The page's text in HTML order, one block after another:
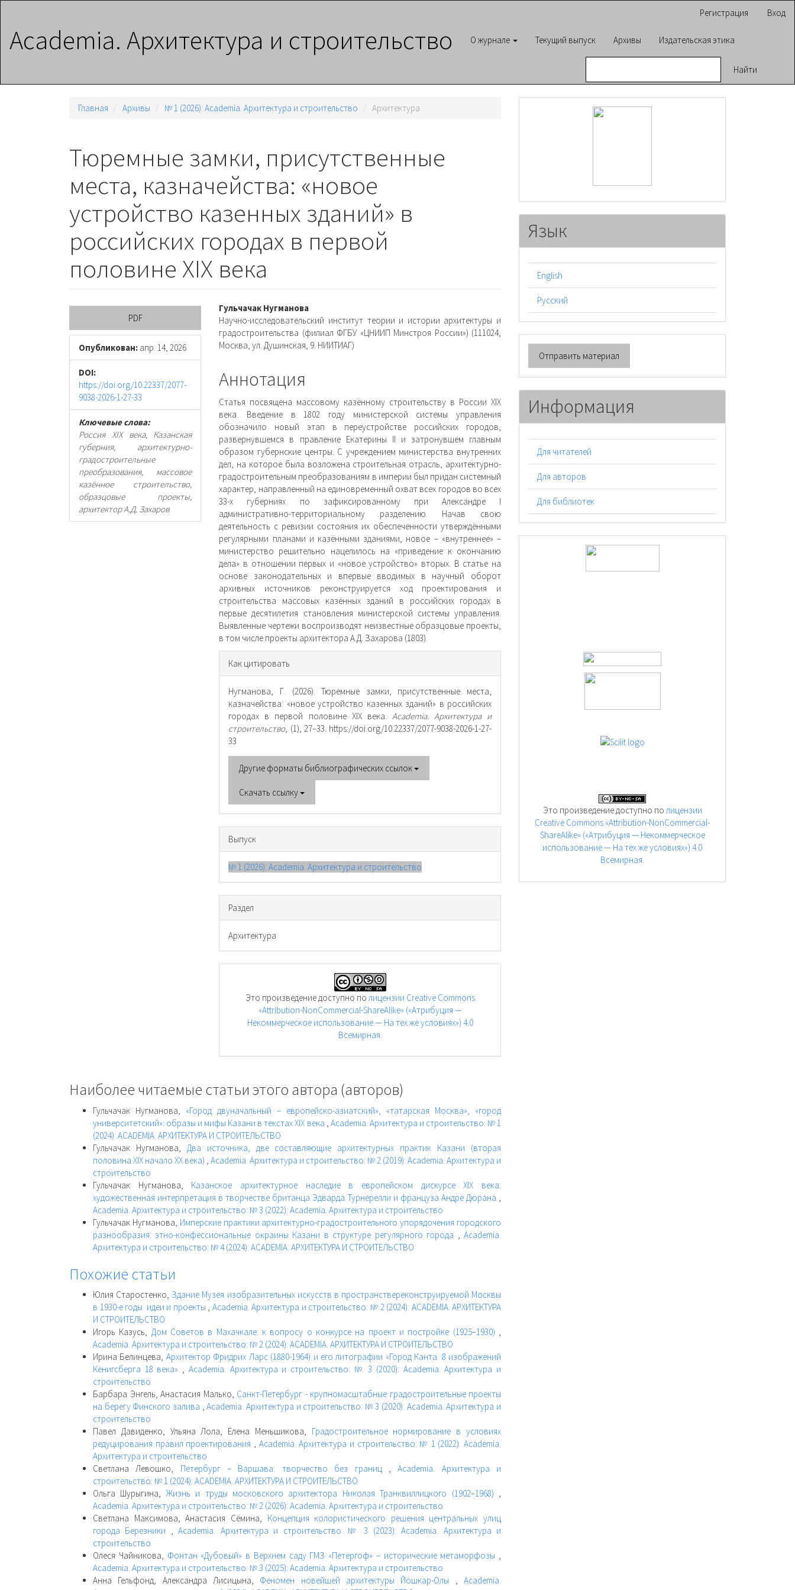
Основное
Регистрация Вход
Academia. Архитектура и строительство О журнале Текущий выпуск Архивы Издательская этика
Найти
Главная Архивы № 1 (2026): Academia. Архитектура и строительство Архитектура
Тюремные замки, присутственные
места, казначейства: «новое
устройство казенных зданий» в
российских городах в первой
половине XIX века
Боковая
панель
статьи
PDF
Опубликован: апр. 14, 2026
DOI:
https://doi.org/10.22337/2077-
9038-2026-1-27-33
Ключевые слова:
Россия XIX века, Казанская
губерния, архитектурно-
градостроительные
преобразования, массовое
казённое строительство,
образцовые проекты,
архитектор А.Д. Захаров
Основное
содержимое
статьи
Гульчачак Нугманова
Научно-исследовательский институт теории и истории архитектуры и
градостроительства (филиал ФГБУ «ЦНИИП Минстроя России») (111024,
Москва, ул. Душинская, 9. НИИТИАГ)
Аннотация
Статья посвящена массовому казённому строительству в России XIX
века. Введение в 1802 году министерской системы управления
обозначило новый этап в переустройстве российских городов,
развернувшемся в правление Екатерины II и затронувшем главным
образом губернские центры. С учреждением министерства внутренних
дел, на которое была возложена строительная отрасль, архитектурно-
градостроительным преобразованиям в империи был придан системный
характер, направленный на единовременный охват всех городов во всех
33-х губерниях по зафиксированному при Александре I
административно-территориальному разделению. Начав свою
деятельность с ревизии состояния их обеспеченности утверждёнными
регулярными планами и казёнными зданиями, новое – «внутреннее» –
министерство решительно нацелилось на «приведение к окончанию
дела» в отношении первых и «новое устройство» вторых. В статье на
основе законодательных и впервые вводимых в научный оборот
архивных источников реконструируется ход проектирования и
строительства массовых казённых зданий в российских городах в
первые десятилетия становления министерской системы управления.
Выявленные чертежи воспроизводят неизвестные образцовые проекты,
в том числе проекты архитектора А.Д. Захарова (1803).
Информация
о статье
Как цитировать
Нугманова, Г. (2026). Тюремные замки, присутственные места,
казначейства: «новое устройство казенных зданий» в российских
городах в первой половине XIX века. Academia. Архитектура и
строительство, (1), 27–33. https://doi.org/10.22337/2077-9038-2026-1-27-
33
Другие форматы библиографических ссылок
Скачать ссылку
Выпуск
№ 1 (2026): Academia. Архитектура и строительство
Раздел
Архитектура
Это произведение доступно по лицензии Creative Commons
«Attribution-NonCommercial-ShareAlike» («Атрибуция —
Некоммерческое использование — На тех же условиях») 4.0
Всемирная
Наиболее читаемые статьи этого автора (авторов)
Гульчачак Нугманова, «Город двуначальный – европейско-азиатский», «татарская Москва», «город
университетский»: образы и мифы Казани в текстах XIX века Academia. Архитектура и строительство: № 1
(2024): ACADEMIA. АРХИТЕКТУРА И СТРОИТЕЛЬСТВО
Гульчачак Нугманова, Два источника, две составляющие архитектурных практик Казани (вторая
половина XIX начало XX века) Academia. Архитектура и строительство: № 2 (2019): Academia. Архитектура и
строительство
Гульчачак Нугманова, Казанское архитектурное наследие в европейском дискурсе XIX века:
художественная интерпретация в творчестве британца Эдварда Турнерелли и француза Андре Дюрана
Academia. Архитектура и строительство: № 3 (2022): Academia. Архитектура и строительство
Гульчачак Нугманова, Имперские практики архитектурно-градостроительного упорядочения городского
разнообразия: этно-конфессиональные окраины Казани в структуре регулярного города
,Academia.
Архитектура и строительство: № 4 (2024): ACADEMIA. АРХИТЕКТУРА И СТРОИТЕЛЬСТВО
Похожие статьи
Юлия Старостенко,Здание Музея изобразительных искусств в пространствереконструируемой Москвы
в 1930-е годы: идеи и проекты , Academia. Архитектура и строительство: № 2 (2024): ACADEMIA. АРХИТЕКТУРА
И СТРОИТЕЛЬСТВО
Игорь Казусь, Дом Советов в Махачкале: к вопросу о конкурсе на проект и постройке (1925–1930) ,
Academia. Архитектура и строительство: № 2 (2024): ACADEMIA. АРХИТЕКТУРА И СТРОИТЕЛЬСТВО
Ирина Белинцева, Архитектор Фридрих Ларс (1880-1964) и его литографии «Город Канта. 8 изображений
Кёнигсберга 18 века» , Academia. Архитектура и строительство: № 3 (2020): Academia. Архитектура и
строительство
Барбара Энгель, Анастасия Малько, Санкт-Петербург - крупномасштабные градостроительные проекты
на берегу Финского залива ,Academia. Архитектура и строительство: № 3 (2020): Academia. Архитектура и
строительство
Павел Давиденко, Ульяна Лола, Елена Меньшикова, Градостроительное нормирование в условиях
редуцирования правил проектирования , Academia. Архитектура и строительство: № 1 (2022): Academia.
Архитектура и строительство
Светлана Левошко, Петербург – Варшава: творчество без границ ,Academia. Архитектура и
строительство: № 1 (2024): ACADEMIA. АРХИТЕКТУРА И СТРОИТЕЛЬСТВО
Ольга Шурыгина, Жизнь и труды московского архитектора Николая Транквиллицкого (1902–1968) ,
Academia. Архитектура и строительство: № 2 (2026): Academia. Архитектура и строительство
Светлана Максимова, Анастасия Сёмина, Концепция колористического решения центральных улиц
города Березники ,Academia. Архитектура и строительство: № 3 (2023): Academia. Архитектура и
строительство
Олеся Чайникова, Фонтан «Дубовый» в Верхнем саду ГМЗ «Петергоф» – исторические метаморфозы ,
Academia. Архитектура и строительство: № 3 (2025): Academia. Архитектура и строительство
Анна Гельфонд, Александра Лисицына, Феномен новейшей архитектуры Йошкар-Олы ,Academia.
Язык
English
Русский
Отправить
материал
Отправить материал
Информация
Для читателей
Для авторов
Для библиотек
Это произведение доступно полицензии
Creative Commons «Attribution-NonCommercial-
ShareAlike» («Атрибуция — Некоммерческое
использование — На тех же условиях») 4.0
Всемирная.